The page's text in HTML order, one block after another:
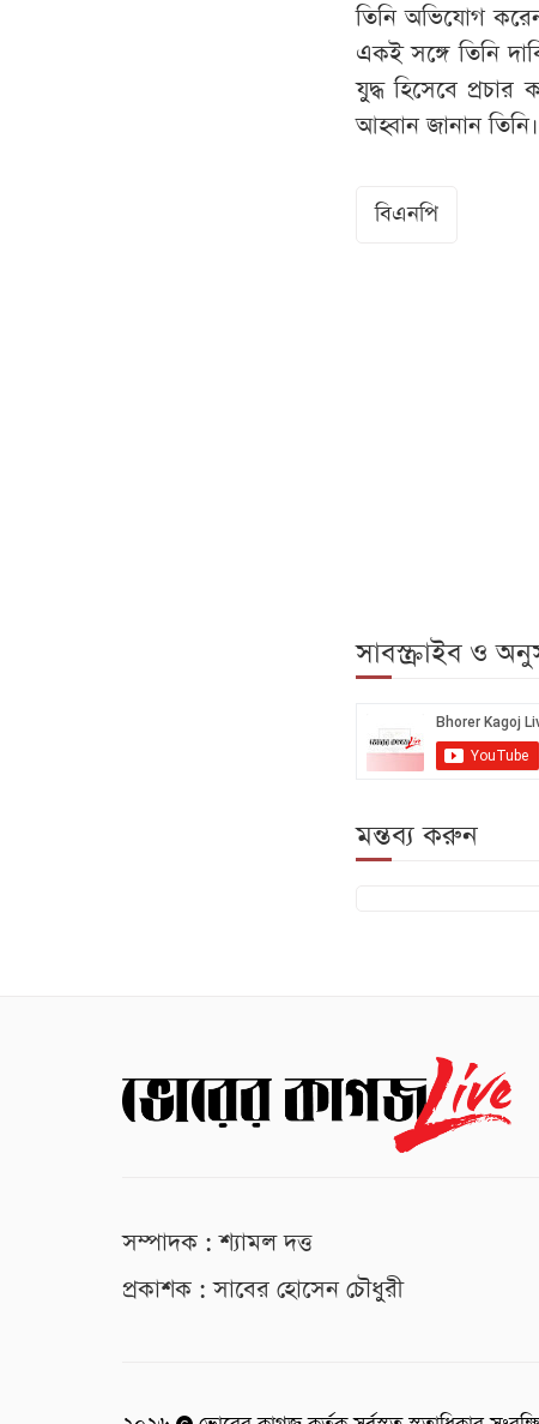
তিনি অভিযোগ
একই সঙ্গে তিনি
যুদ্ধ হিসেবে প্রচার
আহ্বান জানান তিনি।
বিএনপি
সাবস্ক্রাইব ও
মন্তব্য করুন
সম্পাদক : শ্যামল দত্ত
প্রকাশক : সাবের হোসেন চৌধুরী